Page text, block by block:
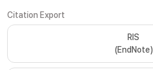
Citation Export
RIS
(EndNote)